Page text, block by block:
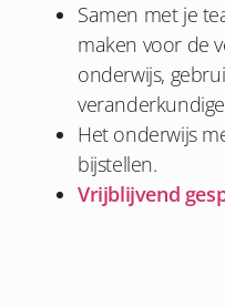
Samen met je
maken voor de
onderwijs,
Het onderwijs
bijstellen.
Vrijblijvend